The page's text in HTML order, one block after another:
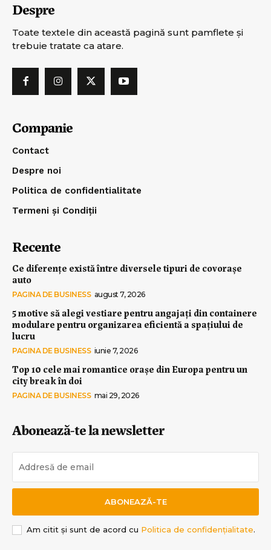
Despre
Toate textele din această pagină sunt pamflete şi
trebuie tratate ca atare.
Companie
Contact
Despre noi
Politica de confidentialitate
Termeni și Condiții
Recente
Ce diferențe există între diversele tipuri de covorașe
auto
PAGINA DE BUSINESS august 7, 2026
5 motive să alegi vestiare pentru angajați din containere
modulare pentru organizarea eficientă a spațiului de
lucru
PAGINA DE BUSINESS iunie 7, 2026
Top 10 cele mai romantice orașe din Europa pentru un
city break în doi
PAGINA DE BUSINESS mai 29, 2026
Abonează-te la newsletter
ABONEAZĂ-TE
Am citit și sunt de acord cu Politica de confidențialitate.